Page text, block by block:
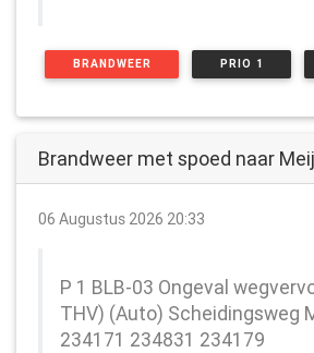
BRANDWEER PRIO 1
Brandweer met spoed naar
06 Augustus 2026 20:33
P 1 BLB-03 Ongeval
THV) (Auto) Scheidingsweg
234171 234831 234179